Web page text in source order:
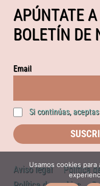
APÚNTATE
BOLETÍN DE
Email
Si continúas,
Aviso legal
Política
Usamos cookies